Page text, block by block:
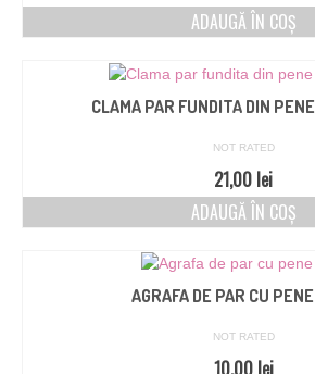
ADAUGĂ ÎN COȘ
CLAMA PAR FUNDITA DIN
NOT RATED
21,00 lei
ADAUGĂ ÎN COȘ
AGRAFA DE PAR CU
NOT RATED
10,00 lei